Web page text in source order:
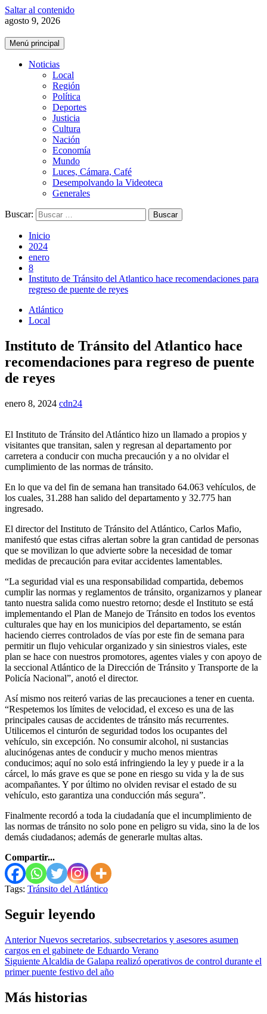
Saltar al contenido
agosto 9, 2026
Menú principal
Noticias
Local
Región
Política
Deportes
Justicia
Cultura
Nación
Economía
Mundo
Luces, Cámara, Café
Desempolvando la Videoteca
Generales
Buscar:
Inicio
2024
enero
8
Instituto de Tránsito del Atlantico hace recomendaciones para
regreso de puente de reyes
Atlántico
Local
Instituto de Tránsito del Atlantico hace
recomendaciones para regreso de puente
de reyes
enero 8, 2024 cdn24
El Instituto de Tránsito del Atlántico hizo un llamado a propios y
visitantes que transitan, salen y regresan al departamento por
carretera a conducir con mucha precaución y a no olvidar el
cumplimiento de las normas de tránsito.
En lo que va del fin de semana han transitado 64.063 vehículos, de
los cuales, 31.288 han salido del departamento y 32.775 han
ingresado.
El director del Instituto de Tránsito del Atlántico, Carlos Mafio,
manifestó que estas cifras alertan sobre la gran cantidad de personas
que se movilizan lo que advierte sobre la necesidad de tomar
medidas de precaución para evitar accidentes lamentables.
“La seguridad vial es una responsabilidad compartida, debemos
cumplir las normas y reglamentos de tránsito, organizarnos y planear
tanto nuestra salida como nuestro retorno; desde el Instituto se está
implementando el Plan de Manejo de Tránsito en todos los eventos
culturales que hay en los municipios del departamento, se están
haciendo cierres controlados de vías por este fin de semana para
permitir un flujo vehicular organizado y sin siniestros viales, este
plan se hace con nuestros promotores, agentes viales y con apoyo de
la seccional Atlántico de la Dirección de Tránsito y Transporte de la
Policía Nacional”, anotó el director.
Así mismo nos reiteró varias de las precauciones a tener en cuenta.
“Respetemos los límites de velocidad, el exceso es una de las
principales causas de accidentes de tránsito más recurrentes.
Utilicemos el cinturón de seguridad todos los ocupantes del
vehículo, sin excepción. No consumir alcohol, ni sustancias
alucinógenas antes de conducir y mucho menos mientras
conducimos; aquí no solo está infringiendo la ley y puede ir a la
cárcel, lo más grave es que se pone en riesgo su vida y la de sus
acompañantes. Y por último no olviden revisar el estado de su
vehículo, esto garantiza una conducción más segura”.
Finalmente recordó a toda la ciudadanía que el incumplimiento de
las normas de tránsito no solo pone en peligro su vida, sino la de los
demás ciudadanos; además de generarle multas altas.
Compartir...
Tags: Tránsito del Atlántico
Seguir leyendo
AnteriorNuevos secretarios, subsecretarios y asesores asumen
cargos en el gabinete de Eduardo Verano
Siguiente Alcaldia de Galapa realizó operativos de control durante el
primer puente festivo del año
Más historias